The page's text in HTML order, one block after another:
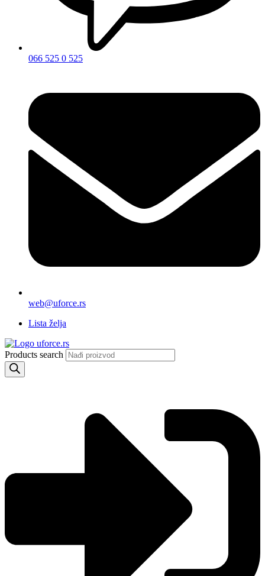
066 525 0 525
web@uforce.rs
Lista želja
Products search